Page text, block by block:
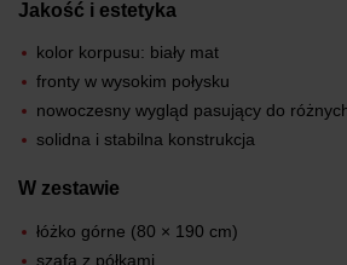
Jakość i estetyka
kolor korpusu: biały mat
fronty w wysokim połysku
nowoczesny wygląd pasujący do
solidna i stabilna konstrukcja
W zestawie
łóżko górne (80 × 190 cm)
szafa z półkami